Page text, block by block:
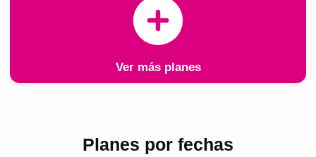
Ver más planes
Planes por fechas